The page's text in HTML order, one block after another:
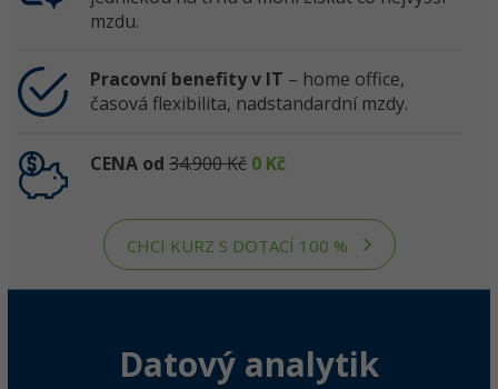
mzdu.
Pracovní benefity v IT – home office,
časová flexibilita, nadstandardní mzdy.
CENA od 34.900 Kč 0 Kč
CHCI KURZ S DOTACÍ 100 %
Datový analytik